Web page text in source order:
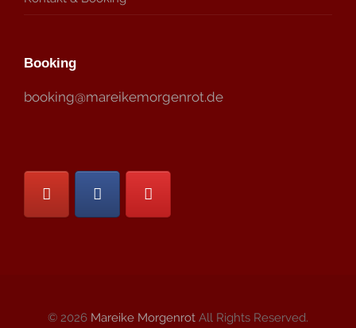
Booking
booking@mareikemorgenrot.de
© 2026 Mareike Morgenrot All Rights Reserved.